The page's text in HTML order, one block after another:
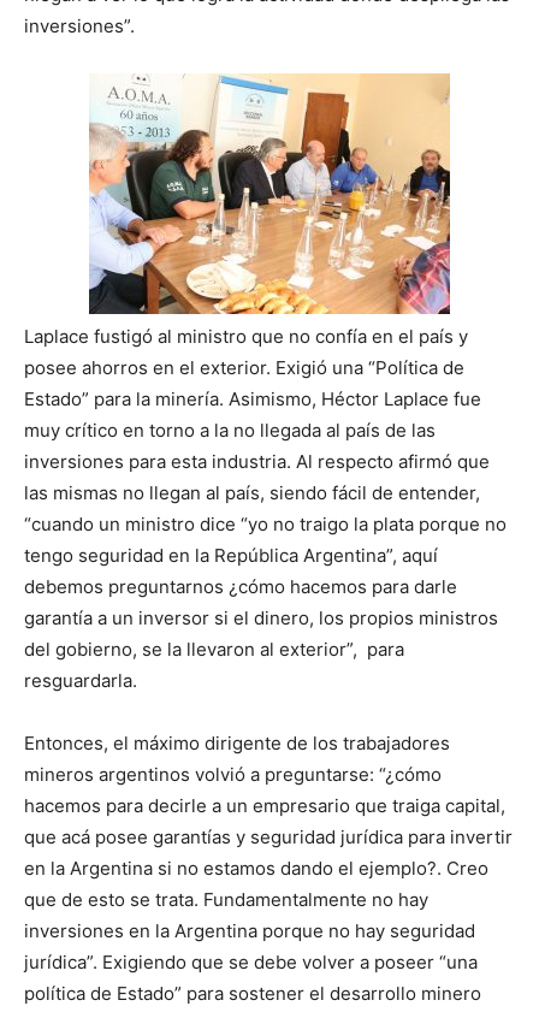
inversiones”.
Laplace fustigó al ministro que no confía en el país y
posee ahorros en el exterior. Exigió una “Política de
Estado” para la minería. Asimismo, Héctor Laplace fue
muy crítico en torno a la no llegada al país de las
inversiones para esta industria. Al respecto afirmó que
las mismas no llegan al país, siendo fácil de entender,
“cuando un ministro dice “yo no traigo la plata porque no
tengo seguridad en la República Argentina”, aquí
debemos preguntarnos ¿cómo hacemos para darle
garantía a un inversor si el dinero, los propios ministros
del gobierno, se la llevaron al exterior”, para
resguardarla.
Entonces, el máximo dirigente de los trabajadores
mineros argentinos volvió a preguntarse: “¿cómo
hacemos para decirle a un empresario que traiga capital,
que acá posee garantías y seguridad jurídica para invertir
en la Argentina si no estamos dando el ejemplo?. Creo
que de esto se trata. Fundamentalmente no hay
inversiones en la Argentina porque no hay seguridad
jurídica”. Exigiendo que se debe volver a poseer “una
política de Estado” para sostener el desarrollo minero